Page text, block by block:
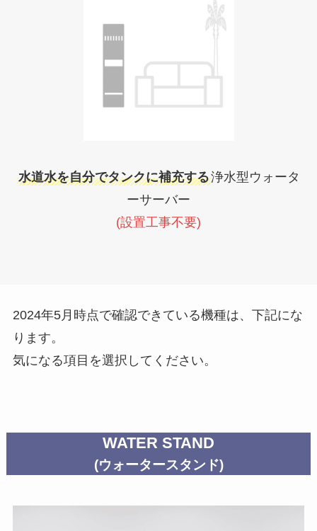
水道水を自分でタンクに補充する浄水型ウォータ
ーサーバー
(設置工事不要)
2024年5月時点で確認できている機種は、下記にな
ります。
気になる項目を選択してください。
WATER STAND
(ウォータースタンド)